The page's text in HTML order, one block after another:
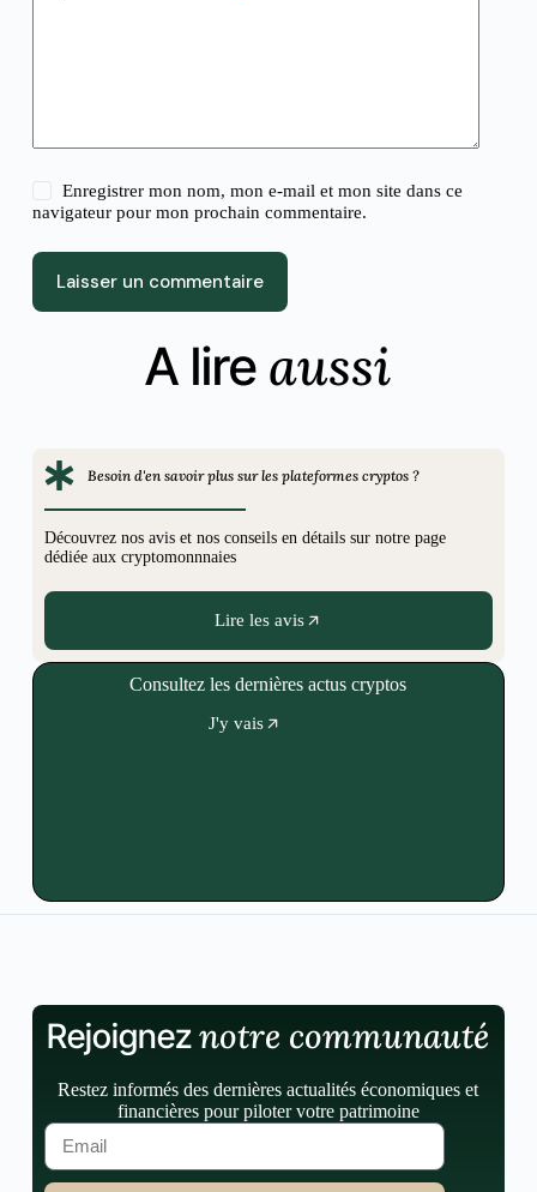
Enregistrer mon nom, mon e-mail et mon site dans ce
navigateur pour mon prochain commentaire.
Laisser un commentaire
A lire aussi
Besoin d'en savoir plus sur les plateformes cryptos ?
Découvrez nos avis et nos conseils en détails sur notre page
dédiée aux cryptomonnnaies
Lire les avis
Consultez les dernières actus cryptos
J'y vais
Rejoigneznotre communauté
Restez informés des dernières actualités économiques et
financières pour piloter votre patrimoine